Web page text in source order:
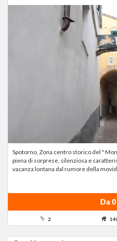
Spotorno, Zona centro storico del "
piena di sorprese, silenziosa e
vacanza lontana dal rumore della
Da
2